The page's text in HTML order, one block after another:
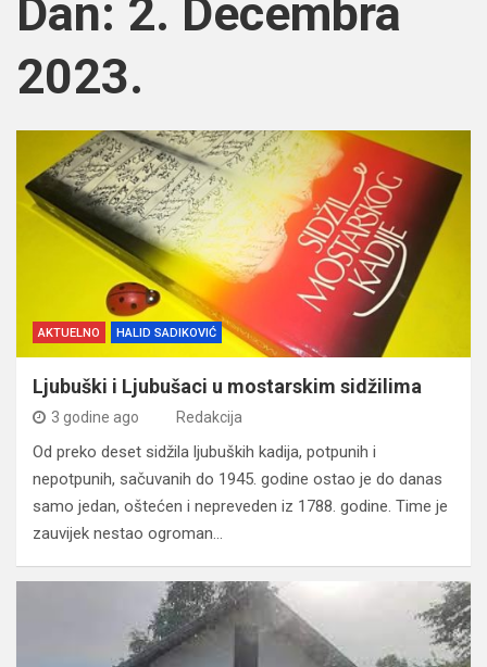
Dan: 2. Decembra
2023.
AKTUELNO HALID SADIKOVIĆ
Ljubuški i Ljubušaci u mostarskim sidžilima
3 godine ago Redakcija
Od preko deset sidžila ljubuških kadija, potpunih i
nepotpunih, sačuvanih do 1945. godine ostao je do danas
samo jedan, oštećen i nepreveden iz 1788. godine. Time je
zauvijek nestao ogroman…